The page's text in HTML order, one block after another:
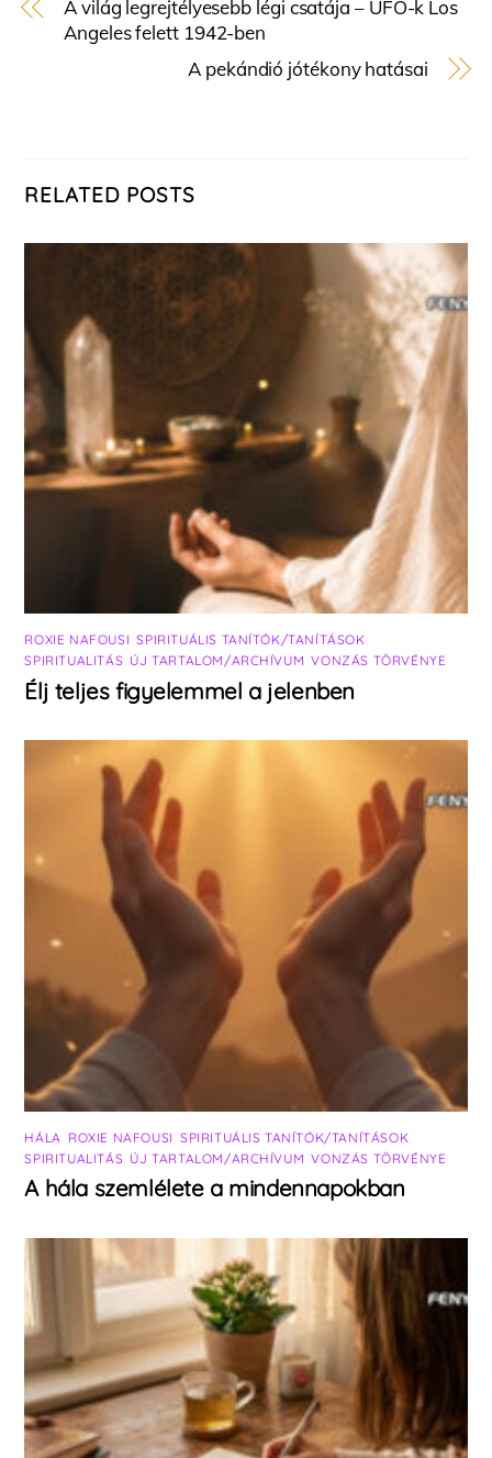
A világ legrejtélyesebb légi csatája – UFO-k Los
Angeles felett 1942-ben
A pekándió jótékony hatásai
RELATED POSTS
ROXIE NAFOUSI ,SPIRITUÁLIS TANÍTÓK/TANÍTÁSOK
SPIRITUALITÁS ÚJ TARTALOM/ARCHÍVUM ,VONZÁS TÖRVÉNYE
Élj teljes figyelemmel a jelenben
HÁLA ROXIE NAFOUSI SPIRITUÁLIS TANÍTÓK/TANÍTÁSOK
SPIRITUALITÁS ÚJ TARTALOM/ARCHÍVUM ,VONZÁS TÖRVÉNYE
A hála szemlélete a mindennapokban